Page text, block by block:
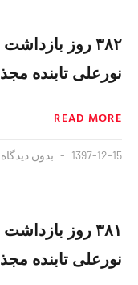
۳۸۲ روز
نورعلی تابنده
READ MORE
1397-12-15 بدون دیدگاه
۳۸۱ روز
نورعلی تابنده